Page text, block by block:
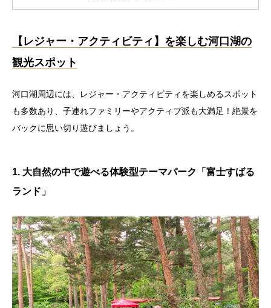
【レジャー・アクティビティ】を楽しむ河口湖の
観光スポット
河口湖周辺には、レジャー・アクティビティを楽しめるスポット
も多数あり、子連れファミリーやアクティブ派も大満足！絶景を
バックに思い切り遊びましょう。
1. 大自然の中で遊べる体験型テーマパーク「富士すばる
ランド」